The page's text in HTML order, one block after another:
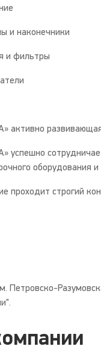
и наконечники
и фильтры
активно
успешно
оборудования
проходит строгий
Петровско-